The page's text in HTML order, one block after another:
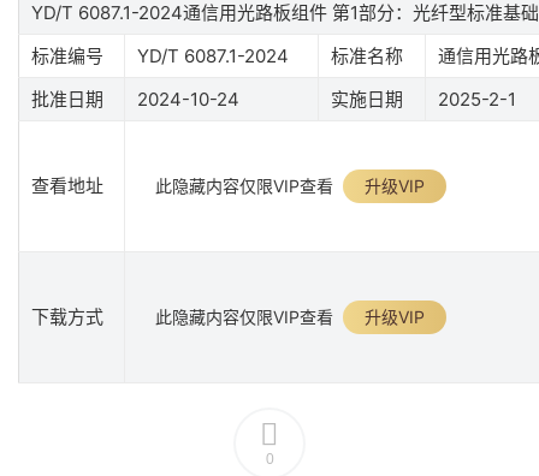
YD/T 6087.1-2024通信用光路板组件 第1部分：光纤型标准基
标准编号
YD/T 6087.1-2024 标准名称
通信用光路
批准日期
2024-10-24 实施日期 2025-2-1
查看地址 此隐藏内容仅限VIP查看 升级VIP
下载方式 此隐藏内容仅限VIP查看 升级VIP
0